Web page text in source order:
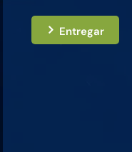
Entregar